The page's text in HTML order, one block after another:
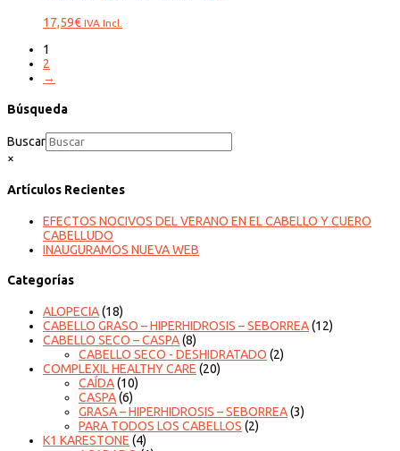
17,59€ IVA Incl.
1
2
→
Búsqueda
Buscar
×
Artículos Recientes
EFECTOS NOCIVOS DEL VERANO EN EL CABELLO Y CUERO
CABELLUDO
INAUGURAMOS NUEVA WEB
Categorías
ALOPECIA(18)
CABELLO GRASO – HIPERHIDROSIS – SEBORREA(12)
CABELLO SECO – CASPA(8)
CABELLO SECO - DESHIDRATADO (2)
COMPLEXIL HEALTHY CARE (20)
CAÍDA(10)
CASPA(6)
GRASA – HIPERHIDROSIS – SEBORREA(3)
PARA TODOS LOS CABELLOS (2)
K1 KARESTONE (4)